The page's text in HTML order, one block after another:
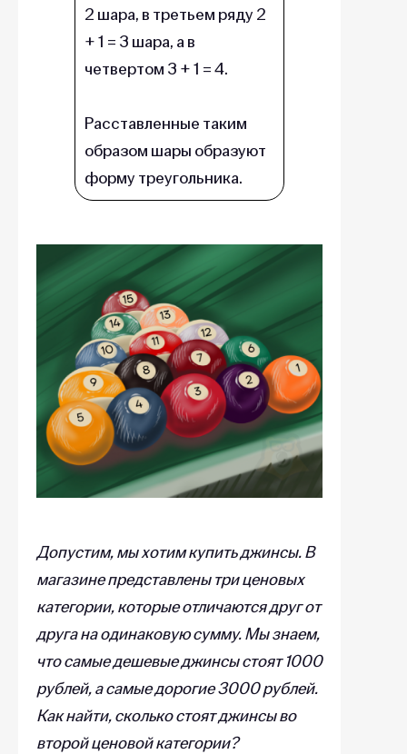
2 шара, в третьем ряду 2
+ 1 = 3 шара, а в
четвертом 3 + 1 = 4.
Расставленные таким
образом шары образуют
форму треугольника.
Допустим, мы хотим купить джинсы. В
магазине представлены три ценовых
категории, которые отличаются друг от
друга на одинаковую сумму. Мы знаем,
что самые дешевые джинсы стоят 1000
рублей, а самые дорогие 3000 рублей.
Как найти, сколько стоят джинсы во
второй ценовой категории?